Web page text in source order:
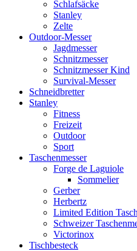
Schlafsäcke
Stanley
Zelte
Outdoor-Messer
Jagdmesser
Schnitzmesser
Schnitzmesser Kind
Survival-Messer
Schneidbretter
Stanley
Fitness
Freizeit
Outdoor
Sport
Taschenmesser
Forge de Laguiole
Sommelier
Gerber
Herbertz
Limited Edition
Schweizer
Victorinox
Tischbesteck